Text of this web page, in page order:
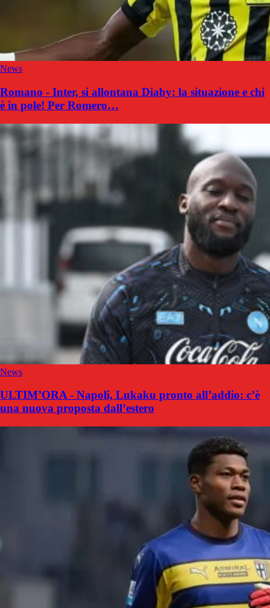
News
Romano - Inter, si allontana Diaby: la situazione e chi
è in pole! Per Romero…
News
ULTIM’ORA - Napoli, Lukaku pronto all’addio: c’è
una nuova proposta dall’estero